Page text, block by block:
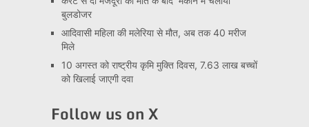
बुलडोजर
आदिवासी महिला की मलेरिया से मौत, अब तक 40 मरीज
मिले
10 अगस्त को राष्ट्रीय कृमि मुक्ति दिवस, 7.63 लाख बच्चों
को खिलाई जाएगी दवा
Follow us on X